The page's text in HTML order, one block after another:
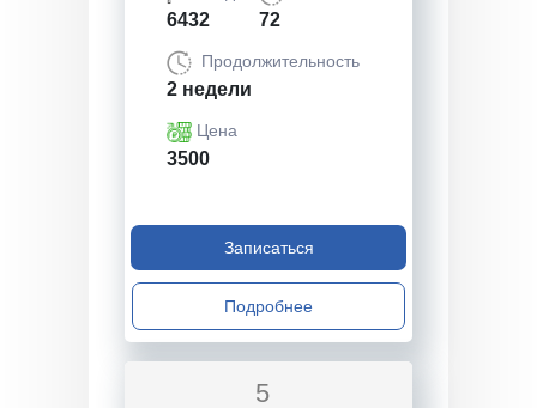
6432 72
Продолжительность
2 недели
Цена
3500
Записаться
Подробнее
5